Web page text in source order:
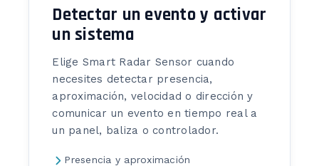
Detectar un evento y activar
un sistema
Elige Smart Radar Sensor cuando
necesites detectar presencia,
aproximación, velocidad o dirección y
comunicar un evento en tiempo real a
un panel, baliza o controlador.
Presencia y aproximación